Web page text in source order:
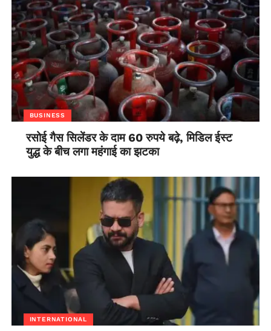
BUSINESS
रसोई गैस सिलेंडर के दाम 60 रुपये बढ़े, मिडिल ईस्ट
युद्ध के बीच लगा महंगाई का झटका
INTERNATIONAL